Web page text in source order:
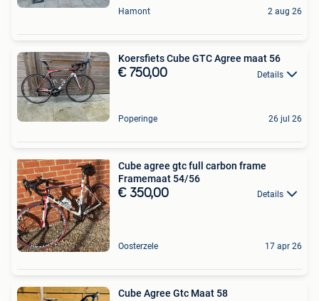
Hamont 2 aug 26
Koersfiets Cube GTC Agree maat 56
€ 750,00 Details
Poperinge 26 jul 26
Cube agree gtc full carbon frame
Framemaat 54/56
€ 350,00 Details
Oosterzele 17 apr 26
Cube Agree Gtc Maat 58